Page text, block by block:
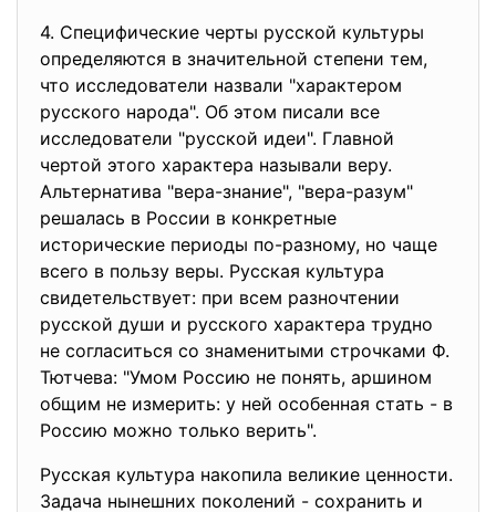
4. Специфические черты русской культуры
определяются в значительной степени тем,
что исследователи назвали "характером
русского народа". Об этом писали все
исследователи "русской идеи". Главной
чертой этого характера называли веру.
Альтернатива "вера-знание", "вера-разум"
решалась в России в конкретные
исторические периоды по-разному, но чаще
всего в пользу веры. Русская культура
свидетельствует: при всем разночтении
русской души и русского характера трудно
не согласиться со знаменитыми строчками Ф.
Тютчева: "Умом Россию не понять, аршином
общим не измерить: у ней особенная стать - в
Россию можно только верить".
Русская культура накопила великие ценности.
Задача нынешних поколений - сохранить и